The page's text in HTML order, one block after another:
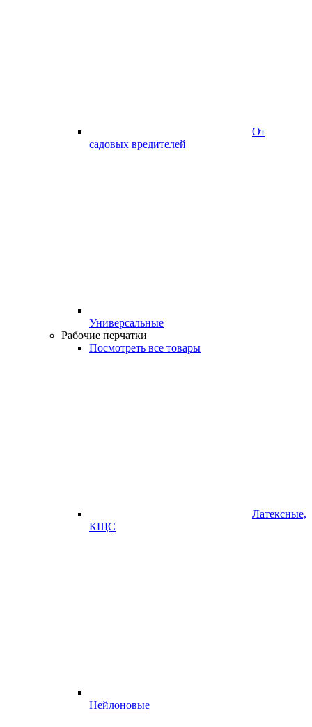
От
садовых вредителей
Универсальные
Рабочие перчатки
Посмотреть все товары
Латексные,
КЩС
Нейлоновые